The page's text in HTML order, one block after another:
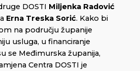
DOSTI Miljenka Radović
Erna Treska Sorić. Kako bi
na području županije
usluga, u financiranje
se Međimurska županija,
Centra DOSTI je